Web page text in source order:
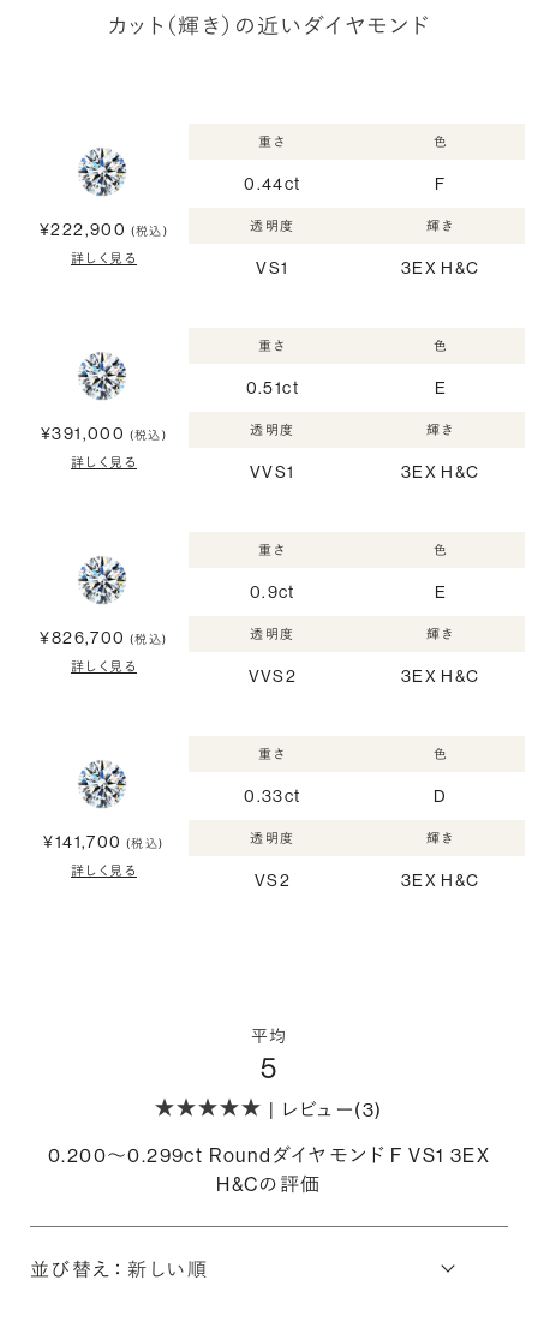
カット（輝き）の近いダイヤモンド
¥222,900 (税込)
詳しく見る
重さ
0.44ct
色
F
透明度
VS1
輝き
3EX H&C
¥391,000 (税込)
詳しく見る
重さ
0.51ct
色
E
透明度
VVS1
輝き
3EX H&C
¥826,700 (税込)
詳しく見る
重さ
0.9ct
色
E
透明度
VVS2
輝き
3EX H&C
¥141,700 (税込)
詳しく見る
重さ
0.33ct
色
D
透明度
VS2
輝き
3EX H&C
平均
5
| レビュー(3)
0.200〜0.299ct Roundダイヤモンド F VS1 3EX
H&Cの評価
並び替え：